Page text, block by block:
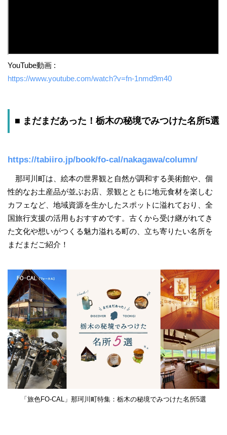
YouTube動画 :
https://www.youtube.com/watch?v=fn-1nmd9m40
■ まだまだあった！栃木の秘境でみつけた名所5選
https://tabiiro.jp/book/fo-cal/nakagawa/column/
那珂川町は、絵本の世界観と自然が調和する美術館や、個
性的なお土産品が並ぶお店、景観とともに地元食材を楽しむ
カフェなど、地域資源を生かしたスポットに溢れており、全
国旅行支援の活用もおすすめです。古くから受け継がれてき
た文化や想いがつくる魅力溢れる町の、立ち寄りたい名所を
まだまだご紹介！
「旅色FO-CAL」那珂川町特集：栃木の秘境でみつけた名所5選